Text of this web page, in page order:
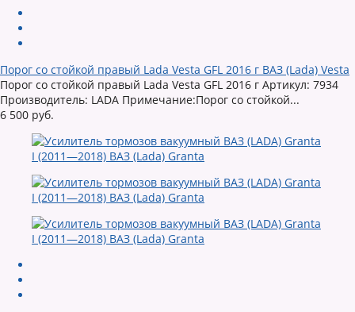
Порог со стойкой правый Lada Vesta GFL 2016 г ВАЗ (Lada) Vesta
Порог со стойкой правый Lada Vesta GFL 2016 г Артикул: 7934
Производитель: LADA Примечание:Порог со стойкой...
6 500 руб.